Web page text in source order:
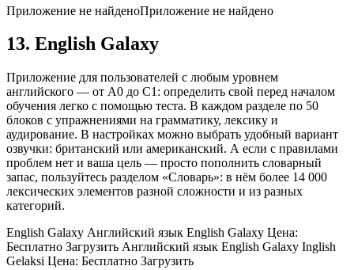
Приложение не найденоПриложение не найдено
13. English Galaxy
Приложение для пользователей с любым уровнем
английского — от А0 до С1: определить свой перед началом
обучения легко с помощью теста. В каждом разделе по 50
блоков с упражнениями на грамматику, лексику и
аудирование. В настройках можно выбрать удобный вариант
озвучки: британский или американский. А если с правилами
проблем нет и ваша цель — просто пополнить словарный
запас, пользуйтесь разделом «Словарь»: в нём более 14 000
лексических элементов разной сложности и из разных
категорий.
English Galaxy Английский язык English Galaxy Цена:
Бесплатно Загрузить Английский язык English Galaxy Inglish
Gelaksi Цена: Бесплатно Загрузить